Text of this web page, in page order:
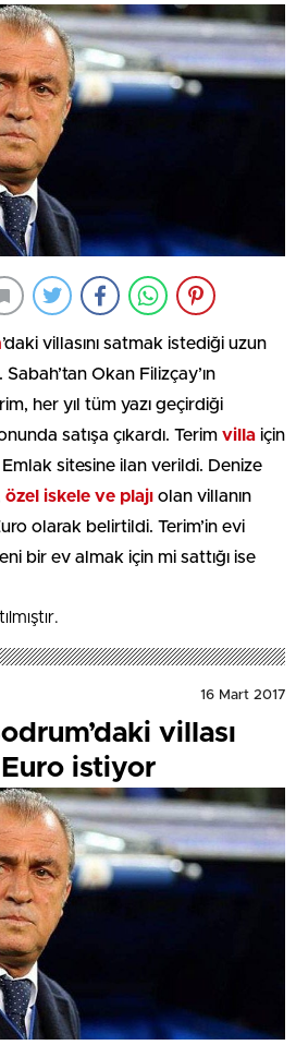
’daki villasını satmak istediği uzun
Okan Filizçay’ın
her yıl tüm yazı geçirdiği
satışa çıkardı. Terim villa için
sitesine ilan verildi. Denize
özel iskele ve plajı olan villanın
olarak belirtildi. Terim’in evi
bir ev almak için mi sattığı ise
16 Mart 2017
villası
istiyor